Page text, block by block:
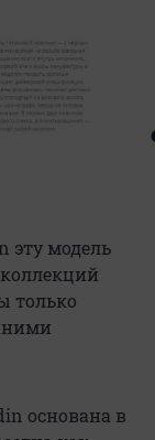
эту модель
только
основана в